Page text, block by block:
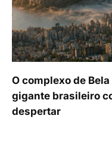
O complexo de
gigante brasileiro
despertar